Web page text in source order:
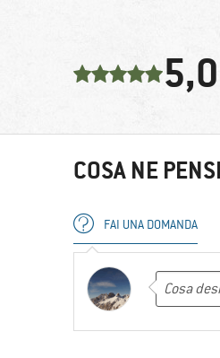
5,0
COSA NE
FAI UNA DOMANDA